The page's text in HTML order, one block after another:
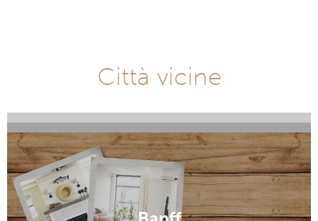
Città vicine
Calgary
Bassano